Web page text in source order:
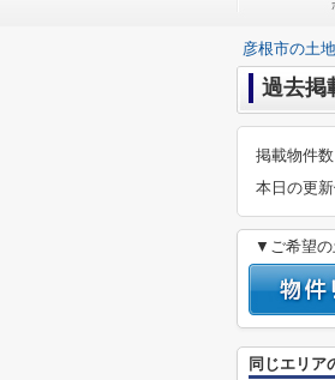
彦根市の土
過去掲
掲載物件数
本日の更
▼ご希望の
同じエリア